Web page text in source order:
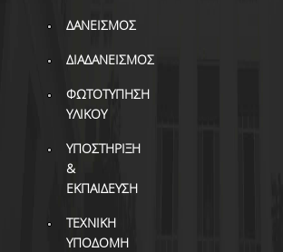
ΔΑΝΕΙΣΜΟΣ
ΔΙΑΔΑΝΕΙΣΜΟΣ
ΦΩΤΟΤΥΠΗΣΗ
ΥΛΙΚΟΥ
ΥΠΟΣΤΗΡΙΞΗ
&
ΕΚΠΑΙΔΕΥΣΗ
ΤΕΧΝΙΚΗ
ΥΠΟΔΟΜΗ